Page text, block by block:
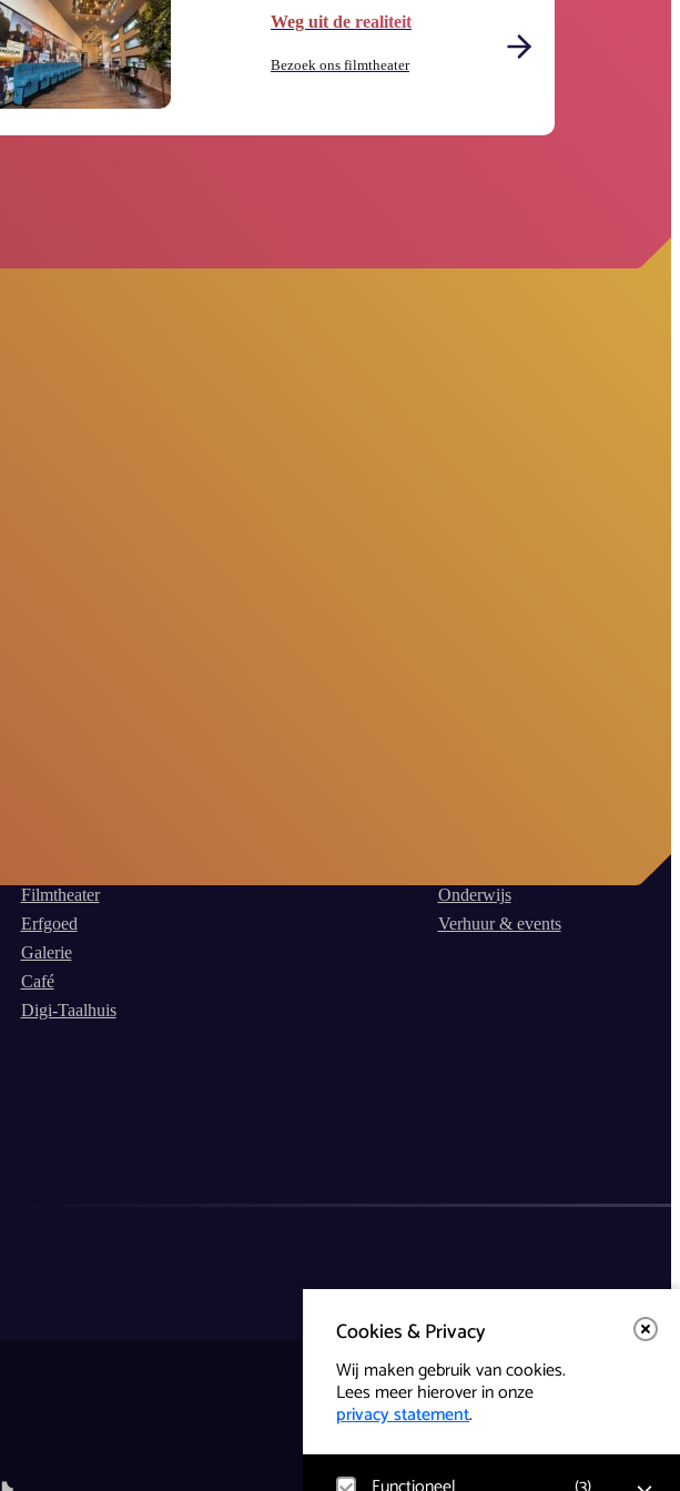
Cookies & Privacy
Wij maken gebruik van cookies.
Lees meer hierover in onze
privacy statement.
Weg uit de realiteit
Bezoek ons filmtheater
Filmtheater
Erfgoed
Galerie
Café
Digi-Taalhuis
Onderwijs
Verhuur & events